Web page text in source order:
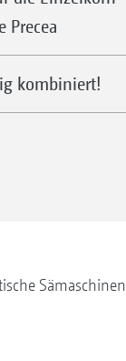
Precea
kombiniert!
Sämaschinen